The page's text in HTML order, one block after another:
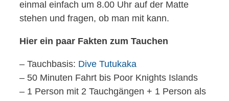
einmal einfach um 8.00 Uhr auf der Matte
stehen und fragen, ob man mit kann.
Hier ein paar Fakten zum Tauchen
– Tauchbasis: Dive Tutukaka
– 50 Minuten Fahrt bis Poor Knights Islands
– 1 Person mit 2 Tauchgängen + 1 Person als